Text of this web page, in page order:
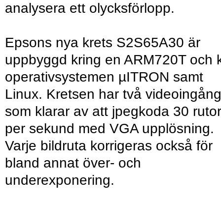
analysera ett olycksförlopp.
Epsons nya krets S2S65A30 är
uppbyggd kring en ARM720T och
operativsystemen µITRON samt
Linux. Kretsen har två
som klarar av att jpegkoda 30 rutor
per sekund med VGA upplösning.
Varje bildruta korrigeras också för
bland annat över- och
underexponering.